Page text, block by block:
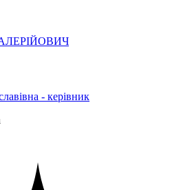
- керівник